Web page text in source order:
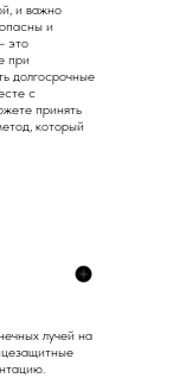
и важно
и
это
при
долгосрочные
с
принять
который
без лишних
лучей на